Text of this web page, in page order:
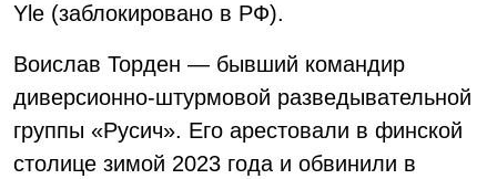
Yle (заблокировано в РФ).
Воислав Торден — бывший командир
диверсионно-штурмовой разведывательной
группы «Русич». Его арестовали в финской
столице зимой 2023 года и обвинили в